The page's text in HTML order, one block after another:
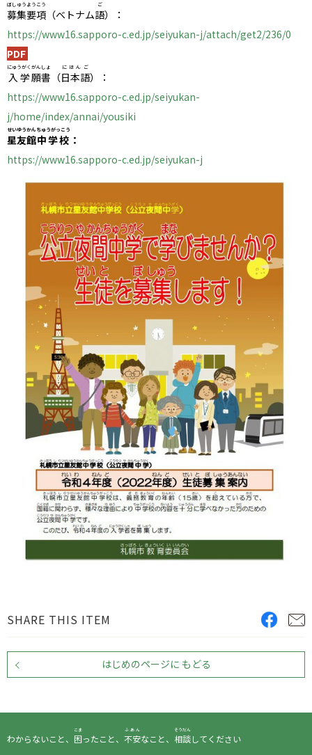
募集要項
ぼしゅうようこう
（ベトナム語
ご
）：
https://www16.sapporo-c.ed.jp/seiyukan-j/attach/get2/236/0
PDF
入学
にゅうがく
願書
がんしょ
（日本語
にほんご
）：
https://www16.sapporo-c.ed.jp/seiyukan-
j/home/index/annai/yousiki
星友館
せいゆうかん
中学校
ちゅうがっこう
：
https://www16.sapporo-c.ed.jp/seiyukan-j
SHARE THIS ITEM
はじめのページに もどる
わからないこと、 困
こま
ったこと、 不安
ふあん
なこと、 相談
そうだん
してください